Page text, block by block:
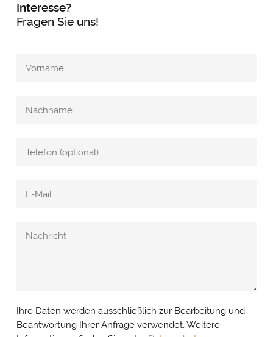
Interesse?
Fragen Sie uns!
Ihre Daten werden ausschließlich zur Bearbeitung und
Beantwortung Ihrer Anfrage verwendet. Weitere
Mit Ihrer Zustimmung möchten wir Google Analytics
(anonymisierte Besucherstatistik), Google Maps
(Routenplanung) und YouTube (Videos) auf unserer Website